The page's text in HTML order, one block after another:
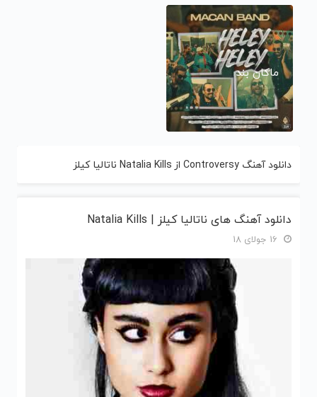
ماکان بند
دانلود آهنگ Controversy از Natalia Kills ناتالیا کیلز
دانلود آهنگ های ناتالیا کیلز | Natalia Kills